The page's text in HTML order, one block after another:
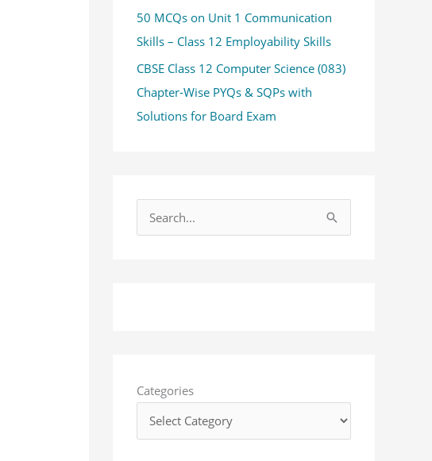
50 MCQs on Unit 1 Communication
Skills – Class 12 Employability Skills
CBSE Class 12 Computer Science (083)
Chapter-Wise PYQs & SQPs with
Solutions for Board Exam
o
:
Categories